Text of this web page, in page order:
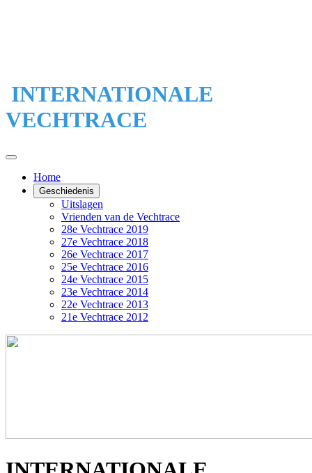
INTERNATIONALE
VECHTRACE
Home
Geschiedenis
Uitslagen
Vrienden van de Vechtrace
28e Vechtrace 2019
27e Vechtrace 2018
26e Vechtrace 2017
25e Vechtrace 2016
24e Vechtrace 2015
23e Vechtrace 2014
22e Vechtrace 2013
21e Vechtrace 2012